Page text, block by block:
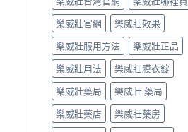
樂威壯官網
樂威壯效果
樂威壯服用方法
樂威壯正品
樂威壯用法
樂威壯膜衣錠
樂威壯藥局
樂威壯 藥局
樂威壯藥店
樂威壯藥房